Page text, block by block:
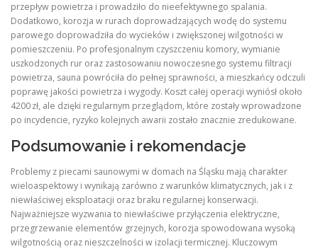
przepływ powietrza i prowadziło do nieefektywnego spalania.
Dodatkowo, korozja w rurach doprowadzających wodę do systemu
parowego doprowadziła do wycieków i zwiększonej wilgotności w
pomieszczeniu. Po profesjonalnym czyszczeniu komory, wymianie
uszkodzonych rur oraz zastosowaniu nowoczesnego systemu filtracji
powietrza, sauna powróciła do pełnej sprawności, a mieszkańcy odczuli
poprawę jakości powietrza i wygody. Koszt całej operacji wyniósł około
4200 zł, ale dzięki regularnym przeglądom, które zostały wprowadzone
po incydencie, ryzyko kolejnych awarii zostało znacznie zredukowane.
Podsumowanie i rekomendacje
Problemy z piecami saunowymi w domach na Śląsku mają charakter
wieloaspektowy i wynikają zarówno z warunków klimatycznych, jak i z
niewłaściwej eksploatacji oraz braku regularnej konserwacji.
Najważniejsze wyzwania to niewłaściwe przyłączenia elektryczne,
przegrzewanie elementów grzejnych, korozja spowodowana wysoką
wilgotnością oraz nieszczelności w izolacji termicznej. Kluczowym